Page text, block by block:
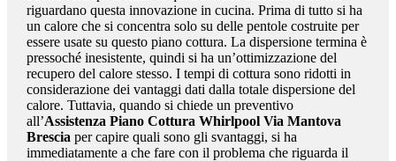
riguardano questa innovazione in cucina. Prima di tutto si ha
un calore che si concentra solo su delle pentole costruite per
essere usate su questo piano cottura. La dispersione termina è
pressoché inesistente, quindi si ha un’ottimizzazione del
recupero del calore stesso. I tempi di cottura sono ridotti in
considerazione dei vantaggi dati dalla totale dispersione del
calore. Tuttavia, quando si chiede un preventivo
all’Assistenza Piano Cottura Whirlpool Via Mantova
Brescia per capire quali sono gli svantaggi, si ha
immediatamente a che fare con il problema che riguarda il